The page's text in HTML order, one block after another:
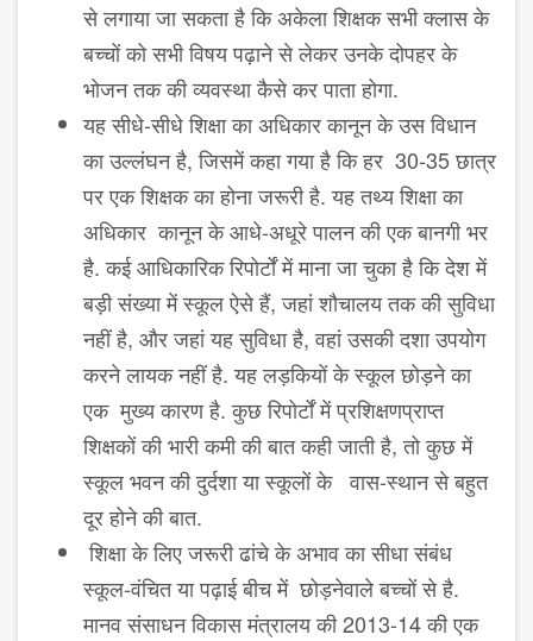
से लगाया जा सकता है कि अकेला शिक्षक सभी क्लास के
बच्चों को सभी विषय पढ़ाने से लेकर उनके दोपहर के
भोजन तक की व्यवस्था कैसे कर पाता होगा.
यह सीधे-सीधे शिक्षा का अधिकार कानून के उस विधान
का उल्लंघन है, जिसमें कहा गया है कि हर 30-35 छात्र
पर एक शिक्षक का होना जरूरी है. यह तथ्य शिक्षा का
अधिकार कानून के आधे-अधूरे पालन की एक बानगी भर
है. कई आधिकारिक रिपोर्टों में माना जा चुका है कि देश में
बड़ी संख्या में स्कूल ऐसे हैं, जहां शौचालय तक की सुविधा
नहीं है, और जहां यह सुविधा है, वहां उसकी दशा उपयोग
करने लायक नहीं है. यह लड़कियों के स्कूल छोड़ने का
एक मुख्य कारण है. कुछ रिपोर्टों में प्रशिक्षणप्राप्त
शिक्षकों की भारी कमी की बात कही जाती है, तो कुछ में
स्कूल भवन की दुर्दशा या स्कूलों के वास-स्थान से बहुत
दूर होने की बात.
शिक्षा के लिए जरूरी ढांचे के अभाव का सीधा संबंध
स्कूल-वंचित या पढ़ाई बीच में छोड़नेवाले बच्चों से है.
मानव संसाधन विकास मंत्रालय की 2013-14 की एक